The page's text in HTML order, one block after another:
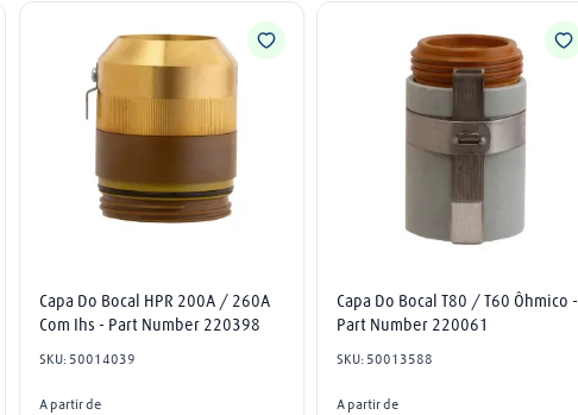
Capa Do Bocal HPR 200A / 260A
Com Ihs - Part Number 220398
SKU: 50014039
A partir de
Capa Do Bocal T80 / T60 Ôhmico -
Part Number 220061
SKU: 50013588
A partir de